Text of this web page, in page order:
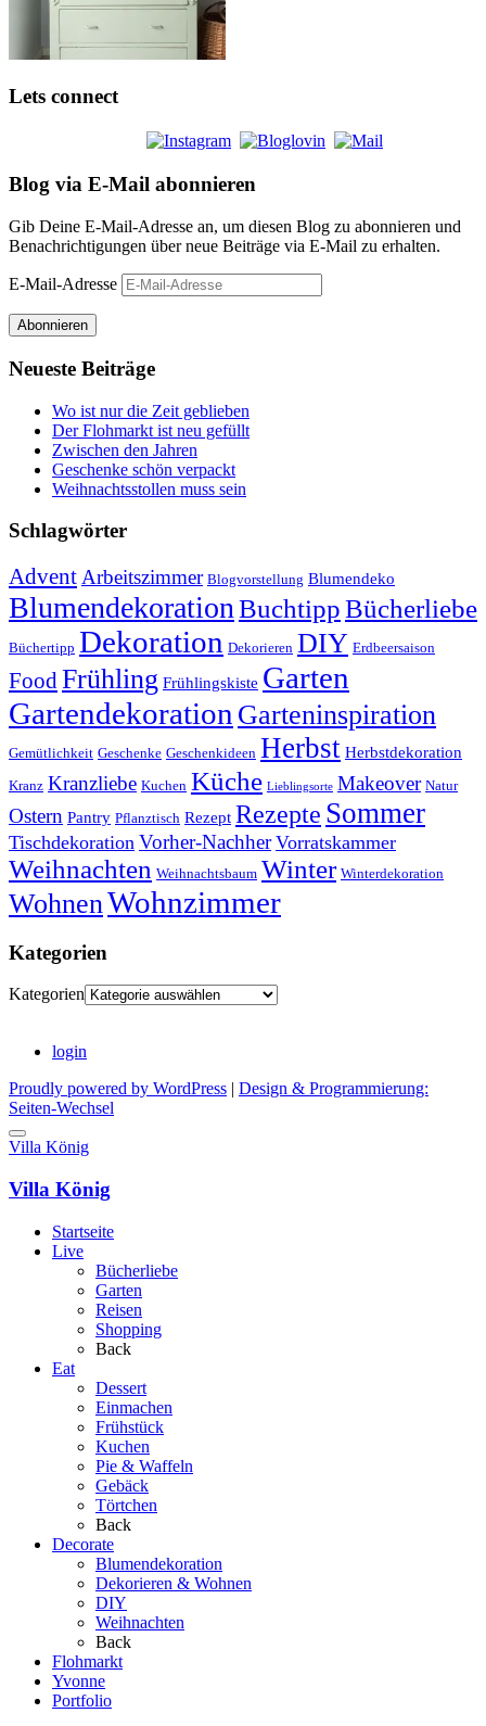
Lets connect
Blog via E-Mail abonnieren
Gib Deine E-Mail-Adresse an, um diesen Blog zu abonnieren und
Benachrichtigungen über neue Beiträge via E-Mail zu erhalten.
E-Mail-Adresse
Abonnieren
Neueste Beiträge
Wo ist nur die Zeit geblieben
Der Flohmarkt ist neu gefüllt
Zwischen den Jahren
Geschenke schön verpackt
Weihnachtsstollen muss sein
Schlagwörter
Advent Arbeitszimmer Blogvorstellung Blumendeko
Blumendekoration BuchtippBücherliebe
Büchertipp Dekoration Dekorieren DIY Erdbeersaison
FoodFrühling Frühlingskiste Garten
Gartendekoration Garteninspiration
Gemütlichkeit Geschenke Geschenkideen Herbst Herbstdekoration
Kranz Kranzliebe Kuchen Küche Lieblingsorte Makeover Natur
Ostern Pantry Pflanztisch Rezept Rezepte Sommer
Tischdekoration Vorher-Nachher Vorratskammer
Weihnachten Weihnachtsbaum Winter Winterdekoration
WohnenWohnzimmer
Kategorien
Kategorien
login
Proudly powered by WordPress
Design & Programmierung:
Seiten-Wechsel
Villa König
Villa König
Startseite
Live
Bücherliebe
Garten
Reisen
Shopping
Back
Eat
Dessert
Einmachen
Frühstück
Kuchen
Pie & Waffeln
Gebäck
Törtchen
Back
Decorate
Blumendekoration
Dekorieren & Wohnen
DIY
Weihnachten
Back
Flohmarkt
Yvonne
Portfolio